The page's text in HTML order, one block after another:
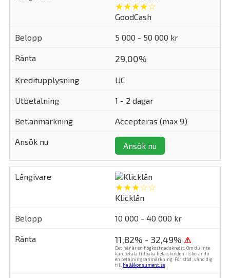
★★★★☆
GoodCash
5 000 - 50 000 kr
29,00%
UC
1 - 2 dagar
Accepteras (max 9)
Ansök nu
★★★☆☆
Klicklån
10 000 - 40 000 kr
11,82% - 32,49% ⚠
Det här är en högkostnadskredit. Om du inte
kan betala tillbaka hela skulden riskerar du
en betalningsanmärkning. För stöd, vänd dig
till hallåkonsument.se